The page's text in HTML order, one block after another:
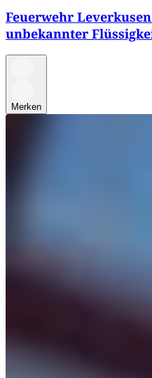
Feuerwehr
unbekannter
Merken